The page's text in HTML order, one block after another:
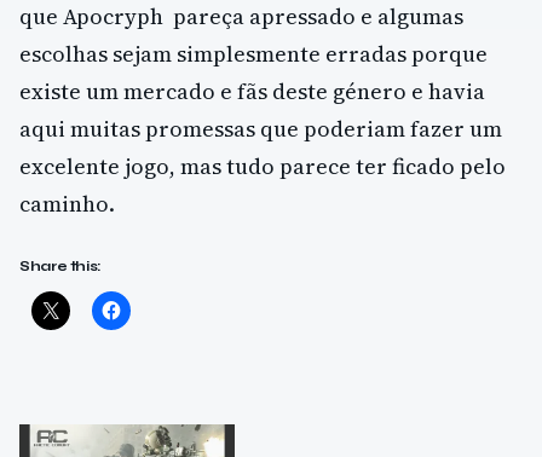
que Apocryph pareça apressado e algumas
escolhas sejam simplesmente erradas porque
existe um mercado e fãs deste género e havia
aqui muitas promessas que poderiam fazer um
excelente jogo, mas tudo parece ter ficado pelo
caminho.
Share this: